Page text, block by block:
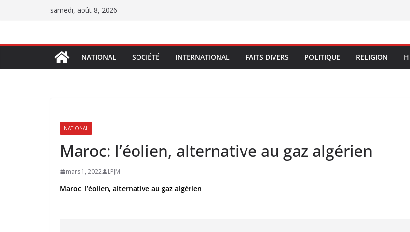
samedi, août 8, 2026
NATIONAL SOCIÉTÉ INTERNATIONAL FAITS DIVERS POLITIQUE RELIGION
NATIONAL
Maroc: l’éolien, alternative au gaz algérien
mars 1, 2022 LPJM
Maroc: l’éolien, alternative au gaz algérien